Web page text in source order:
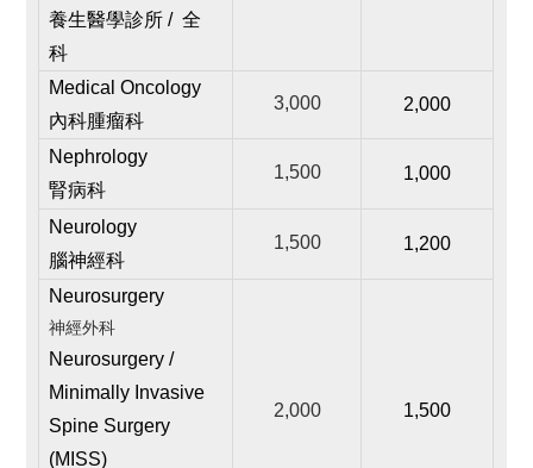
養生醫學診所 / 全
科
Medical Oncology
內科腫瘤科
3,000 2,000
Nephrology
腎病科
1,500 1,000
Neurology
腦神經科
1,500 1,200
Neurosurgery
神經外科
Neurosurgery /
Minimally Invasive
Spine Surgery
(MISS)
2,000 1,500